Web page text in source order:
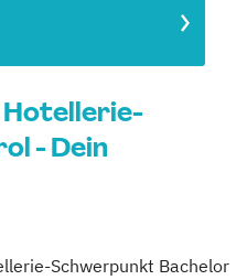
Hotellerie-
- Dein
Schwerpunkt Bachelor